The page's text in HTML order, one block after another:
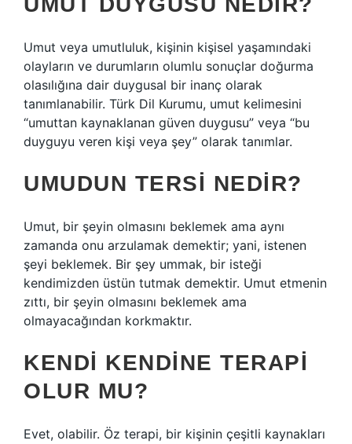
Umut veya umutluluk, kişinin kişisel yaşamındaki
olayların ve durumların olumlu sonuçlar doğurma
olasılığına dair duygusal bir inanç olarak
tanımlanabilir. Türk Dil Kurumu, umut kelimesini
“umuttan kaynaklanan güven duygusu” veya “bu
duyguyu veren kişi veya şey” olarak tanımlar.
UMUDUN TERSI NEDIR?
Umut, bir şeyin olmasını beklemek ama aynı
zamanda onu arzulamak demektir; yani, istenen
şeyi beklemek. Bir şey ummak, bir isteği
kendimizden üstün tutmak demektir. Umut etmenin
zıttı, bir şeyin olmasını beklemek ama
olmayacağından korkmaktır.
KENDI KENDINE TERAPI
OLUR MU?
Evet, olabilir. Öz terapi, bir kişinin çeşitli kaynakları